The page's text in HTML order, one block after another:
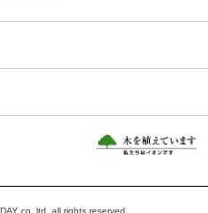
co.,ltd. all rights reserved.